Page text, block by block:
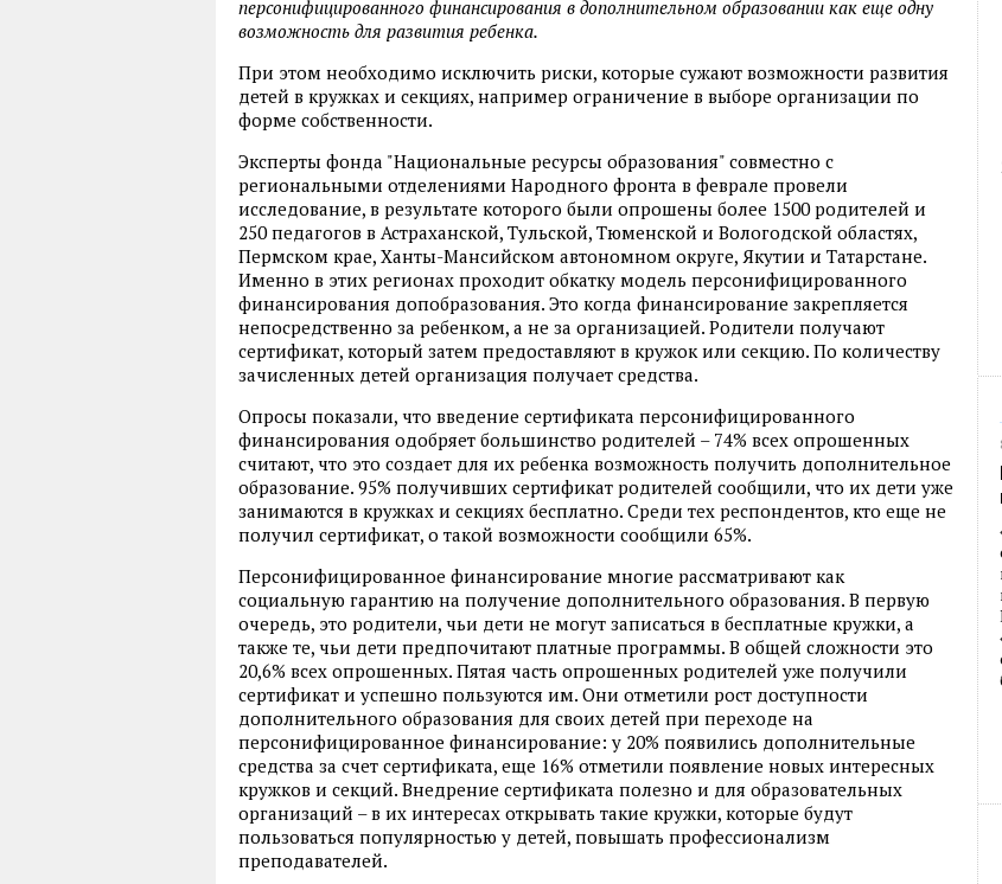
персонифицированного финансирования в дополнительном образовании как еще одну
возможность для развития ребенка.
При этом необходимо исключить риски, которые сужают возможности развития
детей в кружках и секциях, например ограничение в выборе организации по
форме собственности.
Эксперты фонда "Национальные ресурсы образования" совместно с
региональными отделениями Народного фронта в феврале провели
исследование, в результате которого были опрошены более 1500 родителей и
250 педагогов в Астраханской, Тульской, Тюменской и Вологодской областях,
Пермском крае, Ханты-Мансийском автономном округе, Якутии и Татарстане.
Именно в этих регионах проходит обкатку модель персонифицированного
финансирования допобразования. Это когда финансирование закрепляется
непосредственно за ребенком, а не за организацией. Родители получают
сертификат, который затем предоставляют в кружок или секцию. По количеству
зачисленных детей организация получает средства.
Опросы показали, что введение сертификата персонифицированного
финансирования одобряет большинство родителей – 74% всех опрошенных
считают, что это создает для их ребенка возможность получить дополнительное
образование. 95% получивших сертификат родителей сообщили, что их дети уже
занимаются в кружках и секциях бесплатно. Среди тех респондентов, кто еще не
получил сертификат, о такой возможности сообщили 65%.
Персонифицированное финансирование многие рассматривают как
социальную гарантию на получение дополнительного образования. В первую
очередь, это родители, чьи дети не могут записаться в бесплатные кружки, а
также те, чьи дети предпочитают платные программы. В общей сложности это
20,6% всех опрошенных. Пятая часть опрошенных родителей уже получили
сертификат и успешно пользуются им. Они отметили рост доступности
дополнительного образования для своих детей при переходе на
персонифицированное финансирование: у 20% появились дополнительные
средства за счет сертификата, еще 16% отметили появление новых интересных
кружков и секций. Внедрение сертификата полезно и для образовательных
организаций – в их интересах открывать такие кружки, которые будут
пользоваться популярностью у детей, повышать профессионализм
преподавателей.